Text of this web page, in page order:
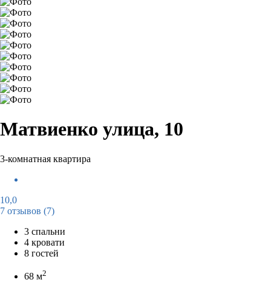
Матвиенко улица, 10
3-комнатная квартира
10,0
7 отзывов (7)
3 спальни
4 кровати
8 гостей
68 м2